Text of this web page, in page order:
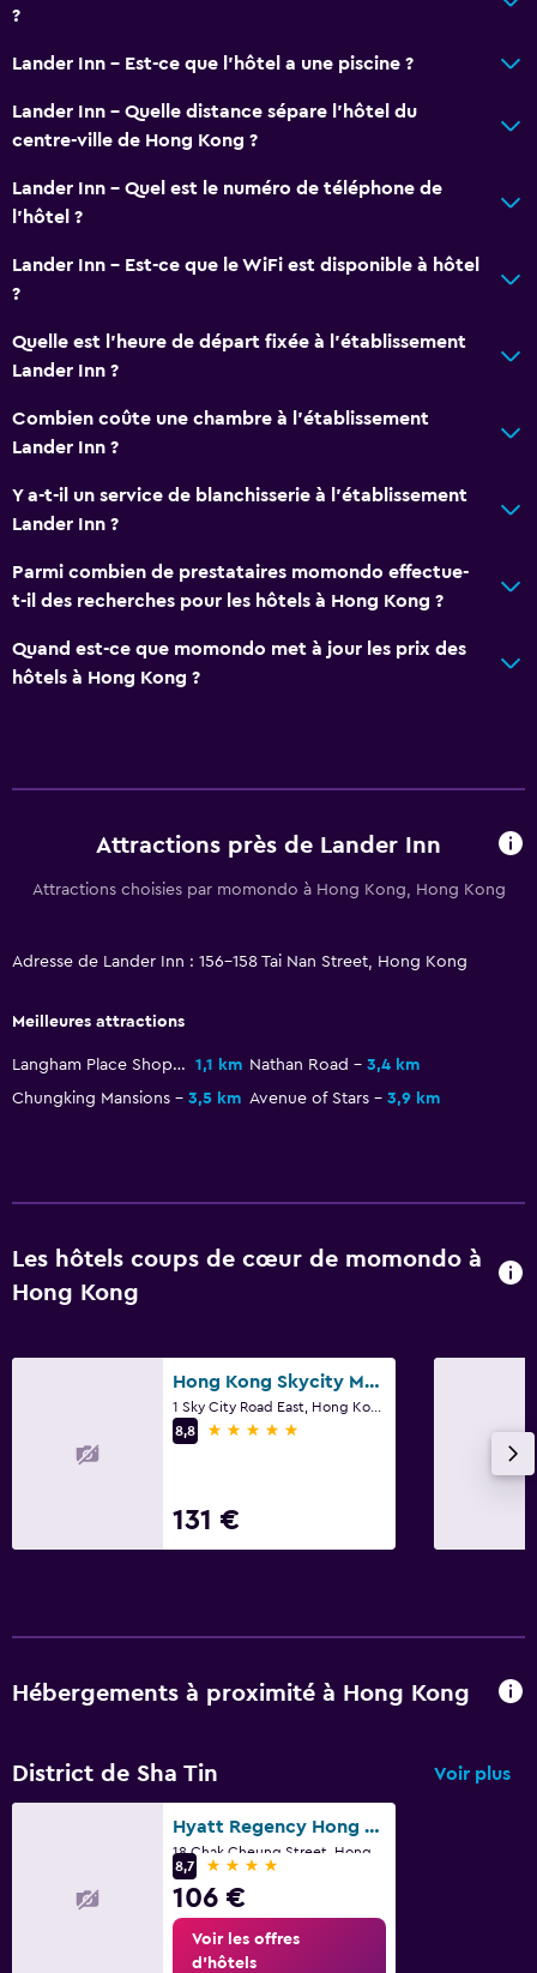
?
Lander Inn - Est-ce que l’hôtel a une piscine ?
Lander Inn - Quelle distance sépare l’hôtel du
centre-ville de Hong Kong ?
Lander Inn - Quel est le numéro de téléphone de
l’hôtel ?
Lander Inn - Est-ce que le WiFi est disponible à hôtel
?
Quelle est l'heure de départ fixée à l'établissement
Lander Inn ?
Combien coûte une chambre à l'établissement
Lander Inn ?
Y a-t-il un service de blanchisserie à l'établissement
Lander Inn ?
Parmi combien de prestataires momondo effectue-
t-il des recherches pour les hôtels à Hong Kong ?
Quand est-ce que momondo met à jour les prix des
hôtels à Hong Kong ?
Attractions près de Lander Inn
Attractions choisies par momondo à Hong Kong, Hong Kong
Adresse de Lander Inn : 156-158 Tai Nan Street, Hong Kong
Meilleures attractions
Langham Place Shopping Mall 1,1 km Nathan Road
3,4 km
Chungking Mansions
3,5 km Avenue of Stars 3,9 km
Les hôtels coups de cœur de momondo à
Hong Kong
Hong Kong Skycity Marriott Hotel
8,8
5 étoiles
131 €
Hébergements à proximité à Hong Kong
District de Sha Tin Voir plus
Hyatt Regency Hong Kong Sha Tin
8,7
4 étoiles
106 €
Voir les offres
d’hôtels